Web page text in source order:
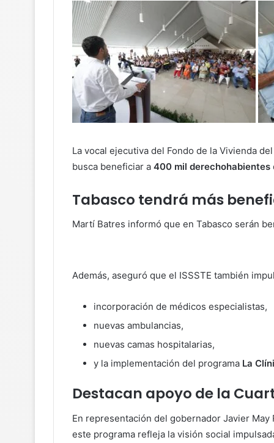
La vocal ejecutiva del Fondo de la Vivienda del
busca beneficiar a 400 mil derechohabientes
Tabasco tendrá más
Martí Batres informó que en Tabasco serán
Además, aseguró que el ISSSTE también
incorporación de médicos especialistas,
nuevas ambulancias,
nuevas camas hospitalarias,
y la implementación del programa La
Destacan apoyo de la
En representación del gobernador Javier May
este programa refleja la visión social